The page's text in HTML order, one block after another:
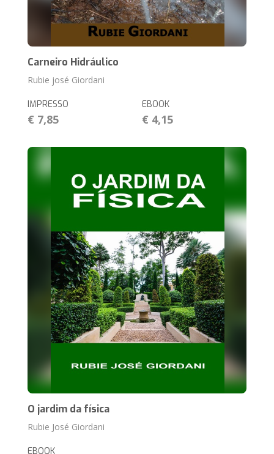
Carneiro Hidráulico
Rubie josé Giordani
IMPRESSO
€ 7,85
EBOOK
€ 4,15
O jardim da física
Rubie José Giordani
EBOOK